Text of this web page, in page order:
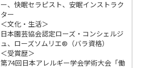
ー、快眠セラピスト、安眠インストラク
ター
＜文化・生活＞
日本園芸協会認定ローズ・コンシェルジ
ュ、ローズソムリエ®（バラ資格）
＜受賞歴＞
第74回日本アレルギー学会学術大会「働